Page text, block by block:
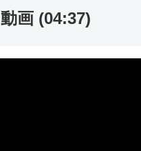
動画 (04:37)